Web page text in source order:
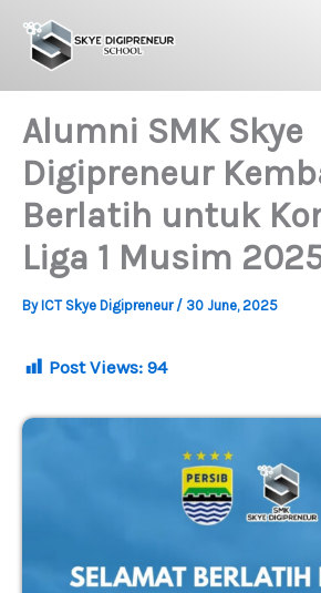
content
Alumni SMK Skye
Digipreneur
Berlatih untuk
Liga 1 Musim
By ICT Skye Digipreneur / 30 June, 2025
Post Views: 94